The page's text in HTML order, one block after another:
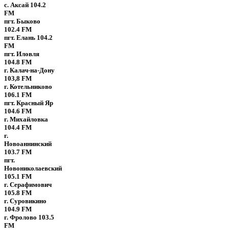
с. Аксай 104.2
FM
пгт. Быково
102.4 FM
пгт. Елань 104.2
FM
пгт. Иловля
104.8 FM
г. Калач-на-Дону
103,8 FM
г. Котельниково
106.1 FM
пгт. Красный Яр
104.6 FM
г. Михайловка
104.4 FM
г.
Новоаннинский
103.7 FM
пгт.
Новониколаевский
105.1 FM
г. Серафимович
105.8 FM
г. Суровикино
104.9 FM
г. Фролово 103.5
FM